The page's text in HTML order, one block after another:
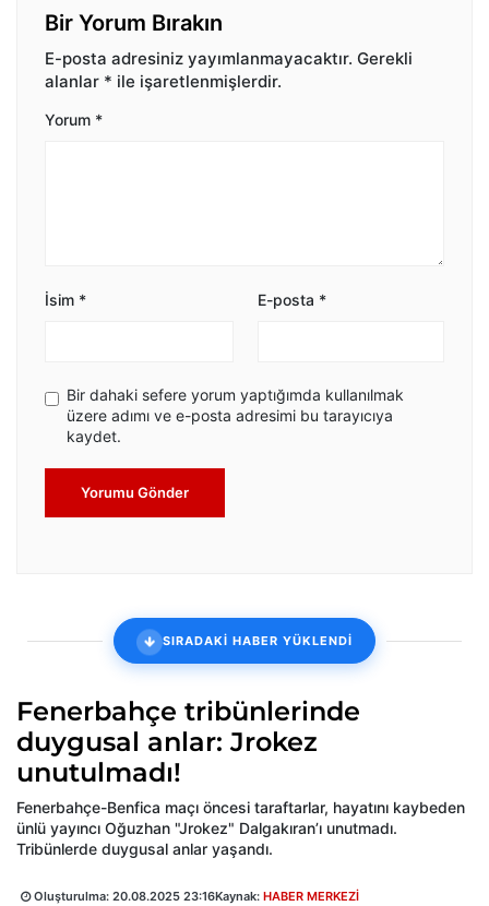
Bir Yorum Bırakın
E-posta adresiniz yayımlanmayacaktır. Gerekli
alanlar * ile işaretlenmişlerdir.
Yorum *
İsim * E-posta *
Bir dahaki sefere yorum yaptığımda kullanılmak
üzere adımı ve e-posta adresimi bu tarayıcıya
kaydet.
Yorumu Gönder
SIRADAKİ HABER YÜKLENDİ
Fenerbahçe tribünlerinde
duygusal anlar: Jrokez
unutulmadı!
Fenerbahçe-Benfica maçı öncesi taraftarlar, hayatını kaybeden
ünlü yayıncı Oğuzhan "Jrokez" Dalgakıran’ı unutmadı.
Tribünlerde duygusal anlar yaşandı.
Oluşturulma: 20.08.2025 23:16Kaynak: HABER MERKEZİ